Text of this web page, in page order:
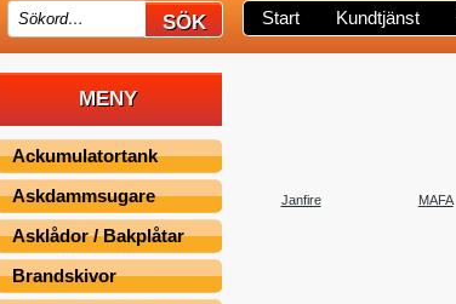
Start Kundtjänst
MENY
Ackumulatortank
Askdammsugare
Asklådor / Bakplåtar
Brandskivor
Janfire MAFA